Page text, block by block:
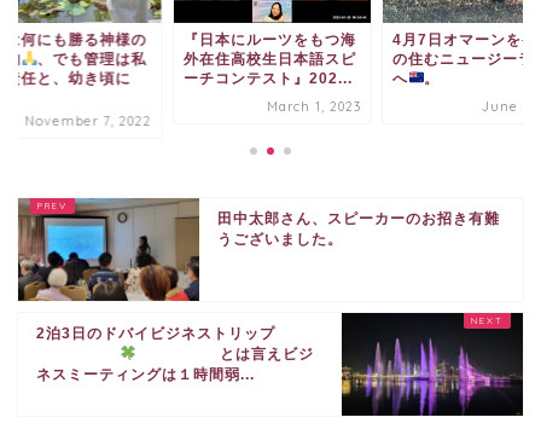
は何にも勝る神様の
物
、でも管理は私
責任と、幼き頃に
November 7, 2022
『日本にルーツをもつ海
外在住高校生日本語スピ
ーチコンテスト』202...
March 1, 2023
4月7日オマーンを発
の住むニュージーラ
へ
。
June 6,
田中太郎さん、スピーカーのお招き有難
うございました。
2泊3日のドバイビジネストリップ
とは言えビジ
ネスミーティングは１時間弱...